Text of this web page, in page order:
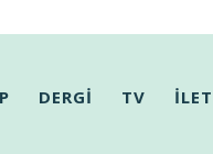
DERGİ TV